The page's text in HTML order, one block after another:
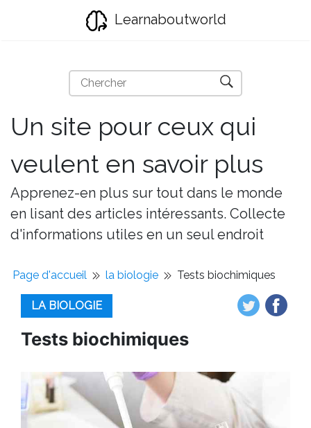
Learnaboutworld
Un site pour ceux qui
veulent en savoir plus
Apprenez-en plus sur tout dans le monde
en lisant des articles intéressants. Collecte
d'informations utiles en un seul endroit
Page d'accueil la biologie Tests biochimiques
LA BIOLOGIE
Tests biochimiques